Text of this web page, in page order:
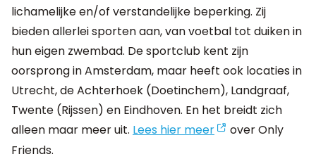
lichamelijke en/of verstandelijke beperking. Zij
bieden allerlei sporten aan, van voetbal tot duiken in
hun eigen zwembad. De sportclub kent zijn
oorsprong in Amsterdam, maar heeft ook locaties in
Utrecht, de Achterhoek (Doetinchem), Landgraaf,
Twente (Rijssen) en Eindhoven. En het breidt zich
alleen maar meer uit. Lees hier meer
over Only
Friends.